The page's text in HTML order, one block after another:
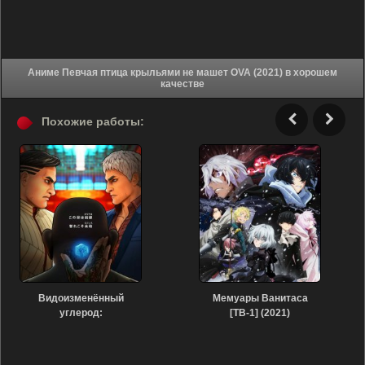
Аниме Певчая птица крыльями не машет OVA (2021) в хорошем
качестве
Похожие работы:
Видоизменённый
углерод:
Мемуары Ванитаса
[ТВ-1] (2021)